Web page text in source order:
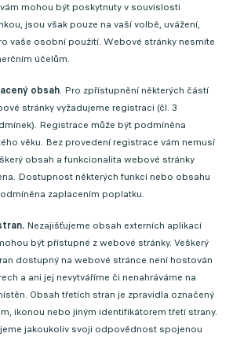
mohou být poskytnuty v souvislosti
jsou však pouze na vaší volbě, uvážení,
vaše osobní použití. Webové stránky nesmíte
účelům.
obsah. Pro zpřístupnění některých částí
stránky vyžadujeme registraci (čl. 3
Registrace může být podmíněna
věku. Bez provedení registrace vám nemusí
obsah a funkcionalita webové stránky
Dostupnost některých funkcí nebo obsahu
zaplacením poplatku.
Nezajišťujeme obsah externích aplikací
být přístupné z webové stránky. Veškerý
dostupný na webové stránce není hostován
a ani jej nevytváříme či nenahráváme na
Obsah třetích stran je zpravidla označený
ikonou nebo jiným identifikátorem třetí strany.
jakoukoliv svoji odpovědnost spojenou